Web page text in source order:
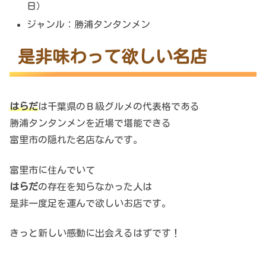
日）
ジャンル：勝浦タンタンメン
是非味わって欲しい名店
はらだは千葉県のＢ級グルメの代表格である
勝浦タンタンメンを近場で堪能できる
富里市の隠れた名店なんです。
富里市に住んでいて
はらだの存在を知らなかった人は
是非一度足を運んで欲しいお店です。
きっと新しい感動に出会えるはずです！